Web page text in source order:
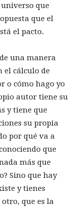
que
que el
el pacto.
una manera
el cálculo de
o cómo hago yo
autor tiene su
y tiene que
su propia
por qué va a
que
más que
Sino que hay
y tienes
que es la